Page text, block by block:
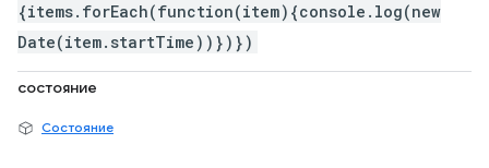
{items.forEach(function(item){console.log(new
Date(item.startTime))})})
состояние
Состояние